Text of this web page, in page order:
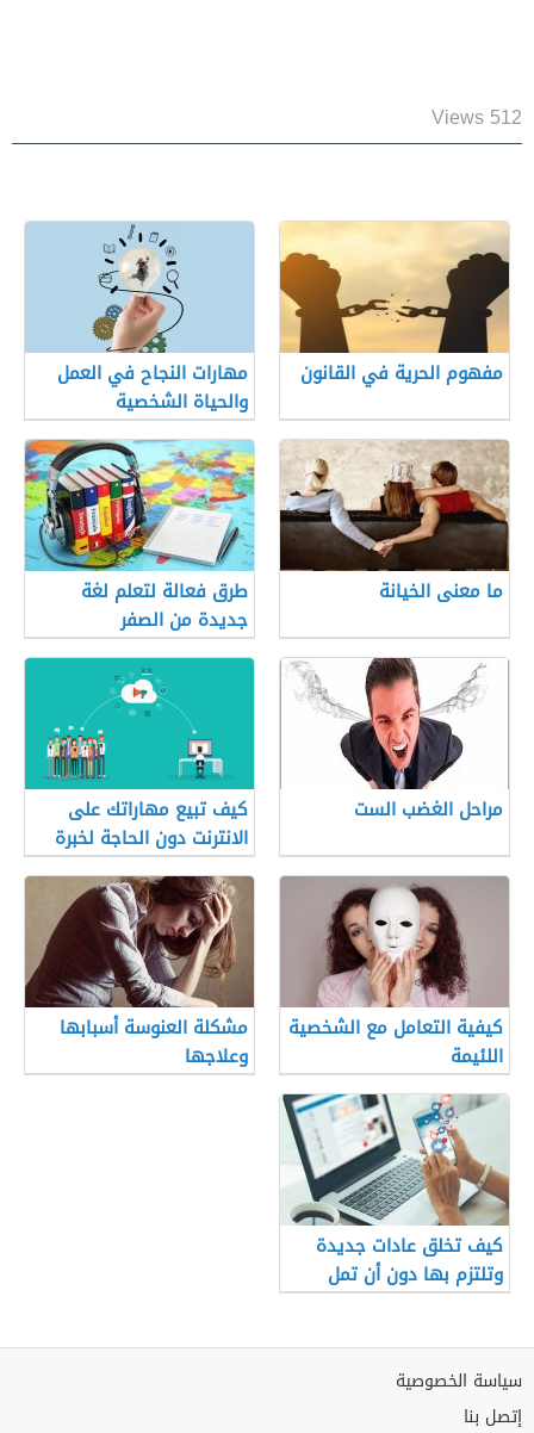
512 Views
مفهوم الحرية في القانون
مهارات النجاح في العمل
والحياة الشخصية
ما معنى الخيانة
طرق فعالة لتعلم لغة
جديدة من الصفر
مراحل الغضب الست
كيف تبيع مهاراتك على
الانترنت دون الحاجة لخبرة
كيفية التعامل مع الشخصية
اللئيمة
مشكلة العنوسة أسبابها
وعلاجها
كيف تخلق عادات جديدة
وتلتزم بها دون أن تمل
سياسة الخصوصية
إتصل بنا